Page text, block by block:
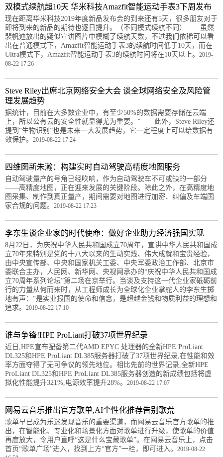
双模式续航超10天 华米科技Amazfit智能运动手表3下周发布
现在距离华米科技2019年度新品发布会的到来还有5天，很多朋友对于
即将到来的新品的期待也逐日提升。（不同模式续航不同） 虽然
裴帆迪放出的疑似宣讲图片中模糊了续航天数，不过我们依稀可以看
出在普通模式下，Amazfit智能运动手表3的续航时间低于10天，而在
Ultra模式下，Amazfit智能运动手表3的续航时间将在10天以上。 2019-
08-22 17:26
Steve Riley出席北京网络安全大会 谈全球网络安全及风险管
理发展趋势
据统计，目前在大多数企业中，有至少50%的数据需要存储在云端
上，所以公有云的安全性就显得尤为重要。” 此外，Steve Riley还
提到“生物识别”也是未来一大发展趋势，它一定程度上可以给数据有
效保护。 2019-08-22 17:24
四维图新朱瀚：构建实时自动驾驶高精度地图服务
自动驾驶量产的号角已经吹响，作为自动驾驶车不可或缺的一部分
——高精度地图，正在迎来发展的关键阶段。除此之外，在高精度地
图采集、制作到真正量产，期间需要对地图进行加密、纠偏及车端国
家合规的问题。 2019-08-22 17:23
李东生谈企业家的时代使命：做好企业助力经济强国实现
8月22日，为庆祝中华人民共和国成立70周年，宣讲中华人民共和国成
立70年来特别是党的十八大以来的生动实践、伟大成就和宝贵经验，
由中央宣传部、中央和国家机关工委、中央军委政治工作部、北京市
委联合主办，人民网、新华网、央视网承办的“庆祝中华人民共和国成
立70周年系列论坛”第二场在京举行。当谈及支持这一代企业家砥砺前
行的力量从何而来时，从工程师成长为全球化企业掌舵人的李东生掷
地有声：“是实业报国的使命和信念，是超越金钱和物质利益的理想和
追求。 2019-08-22 17:10
谁与争锋!HPE ProLiant打破37项世界纪录
近日,HPE宣布配备第二代AMD EPYC 处理器的全新HPE ProLiant
DL325和HPE ProLiant DL385服务器打破了37项世界纪录,在性能和效
率方面夺得了无可争议的领先地位。相比先前的世界记录,全新HPE
ProLiant DL325和HPE ProLiant DL385服务器创造的新成绩包括将虚
拟化性能提升321%,电源效率提升28%。 2019-08-22 17:07
网易云音乐推出官方歌单,AI个性化推荐告别歌荒
歌单早已成为乐迷发现音乐的重要渠道，而网易云音乐官方歌单的推
出，在智能化、专业化和场景化方面对歌单进行升级，使歌单的价值
再度放大，令用户直呼“这是什么宝藏歌单”。在网易云音乐上，点击
首页“歌单广场”进入，找到上方“官方”一栏，即可进入。 2019-08-22